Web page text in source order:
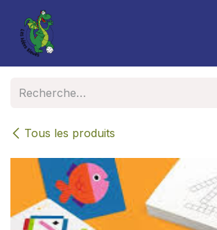
Se rendre au contenu
Tous les produits